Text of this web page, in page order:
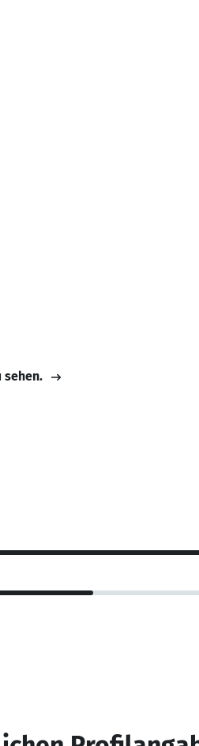
sehen.